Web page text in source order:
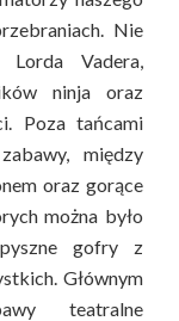
Nie
Lorda Vadera,
ninja oraz
Poza tańcami
między
oraz gorące
można było
gofry z
Głównym
teatralne